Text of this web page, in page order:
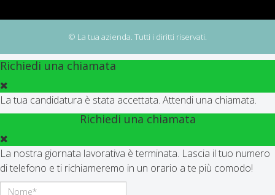
© La tua azienda. Tutti i diritti riservati.
Richiedi una chiamata
La tua candidatura è stata accettata. Attendi una chiamata.
Richiedi una chiamata
La nostra giornata lavorativa è terminata. Lascia il tuo numero
di telefono e ti richiameremo in un orario a te più comodo!